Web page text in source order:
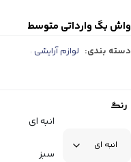
ماسک مو
روغن و سرم مو
واش بگ وارداتی متوسط
دسته بندی: لوازم آرایشی ،
رنگ
انبه ای
سبز